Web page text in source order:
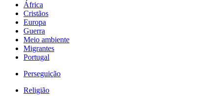
África
Cristãos
Europa
Guerra
Meio ambiente
Migrantes
Portugal
Perseguição
Religião